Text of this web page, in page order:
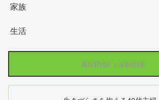
家族
生活
Author : seline